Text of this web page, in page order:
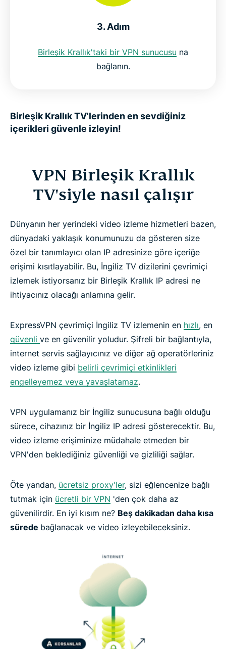
3. Adım
Birleşik Krallık'taki bir VPN sunucusu na
bağlanın.
Birleşik Krallık TV'lerinden en sevdiğiniz
içerikleri güvenle izleyin!
VPN Birleşik Krallık
TV'siyle nasıl çalışır
Dünyanın her yerindeki video izleme hizmetleri bazen,
dünyadaki yaklaşık konumunuzu da gösteren size
özel bir tanımlayıcı olan IP adresinize göre içeriğe
erişimi kısıtlayabilir. Bu, İngiliz TV dizilerini çevrimiçi
izlemek istiyorsanız bir Birleşik Krallık IP adresi ne
ihtiyacınız olacağı anlamına gelir.
ExpressVPN çevrimiçi İngiliz TV izlemenin en hızlı, en
güvenli ve en güvenilir yoludur. Şifreli bir bağlantıyla,
internet servis sağlayıcınız ve diğer ağ operatörleriniz
video izleme gibi belirli çevrimiçi etkinlikleri
engelleyemez veya yavaşlatamaz.
VPN uygulamanız bir İngiliz sunucusuna bağlı olduğu
sürece, cihazınız bir İngiliz IP adresi gösterecektir. Bu,
video izleme erişiminize müdahale etmeden bir
VPN'den beklediğiniz güvenliği ve gizliliği sağlar.
Öte yandan, ücretsiz proxy'ler, sizi eğlencenize bağlı
tutmak için ücretli bir VPN 'den çok daha az
güvenilirdir. En iyi kısım ne? Beş dakikadan daha kısa
sürede bağlanacak ve video izleyebileceksiniz.